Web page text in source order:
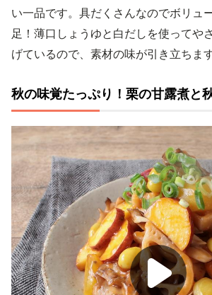
い一品です。具だくさんなのでボリュ
足！薄口しょうゆと白だしを使ってや
げているので、素材の味が引き立ちます
秋の味覚たっぷり！栗の甘露煮と